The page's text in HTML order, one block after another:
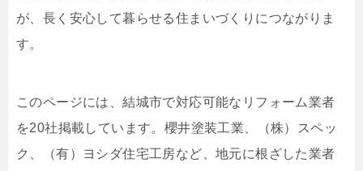
が、長く安心して暮らせる住まいづくりにつながりま
す。
このページには、結城市で対応可能なリフォーム業者
を20社掲載しています。櫻井塗装工業、（株）スペッ
ク、（有）ヨシダ住宅工房など、地元に根ざした業者